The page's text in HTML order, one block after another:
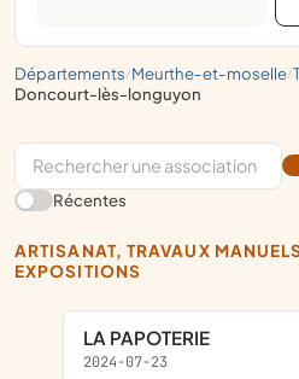
départements/ meurthe-et-moselle/
doncourt-lès-longuyon
Récentes
ARTISANAT, TRAVAUX MANUELS, BRICOLAGE,
EXPOSITIONS
LA PAPOTERIE
2024-07-23